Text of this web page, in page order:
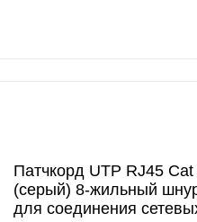
Патчкорд UTP RJ45
(серый) 8-жильный
для соединения